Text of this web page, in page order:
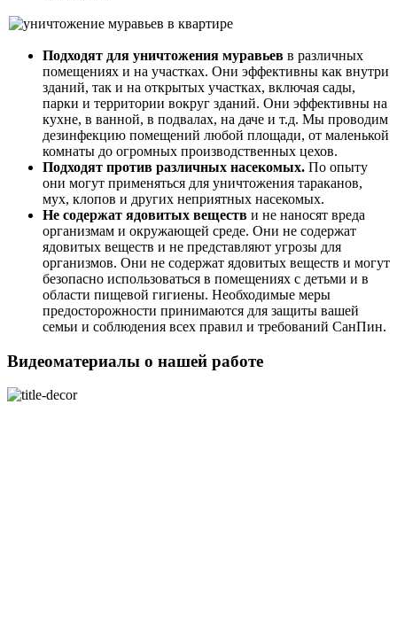
Подходят для уничтожения муравьев в различных
помещениях и на участках. Они эффективны как внутри
зданий, так и на открытых участках, включая сады,
парки и территории вокруг зданий. Они эффективны на
кухне, в ванной, в подвалах, на даче и т.д. Мы проводим
дезинфекцию помещений любой площади, от маленькой
комнаты до огромных производственных цехов.
Подходят против различных насекомых. По опыту
они могут применяться для уничтожения тараканов,
мух, клопов и других неприятных насекомых.
Не содержат ядовитых веществ и не наносят вреда
организмам и окружающей среде. Они не содержат
ядовитых веществ и не представляют угрозы для
организмов. Они не содержат ядовитых веществ и могут
безопасно использоваться в помещениях с детьми и в
области пищевой гигиены. Необходимые меры
предосторожности принимаются для защиты вашей
семьи и соблюдения всех правил и требований СанПин.
Видеоматериалы о нашей работе